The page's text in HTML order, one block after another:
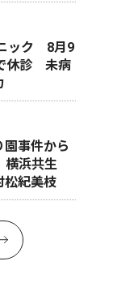
ック 8月9
休診 未病
事件から
浜共生
紀美枝